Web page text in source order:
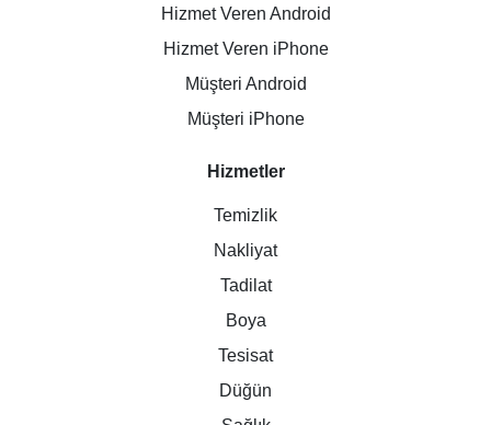
Hizmet Veren Android
Hizmet Veren iPhone
Müşteri Android
Müşteri iPhone
Hizmetler
Temizlik
Nakliyat
Tadilat
Boya
Tesisat
Düğün